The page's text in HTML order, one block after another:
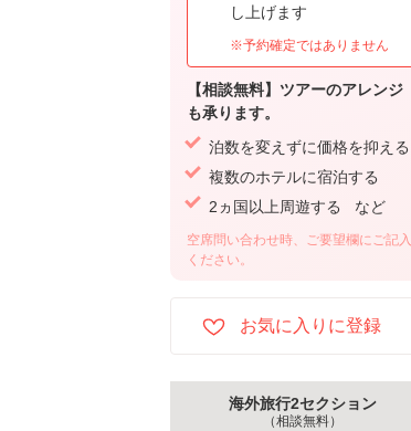
し上げます
※予約確定ではありません
【相談無料】ツアーのアレンジ
も承ります。
泊数を変えずに価格を抑える
複数のホテルに宿泊する
2ヵ国以上周遊する など
空席問い合わせ時、ご要望欄にご記入
ください。
海外旅行2セクション
（相談無料）